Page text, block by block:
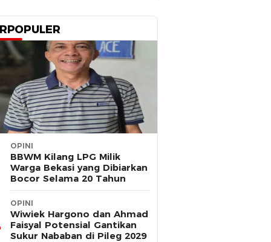
OPINI
BBWM Kilang LPG Milik
Warga Bekasi yang Dibiarkan
Bocor Selama 20 Tahun
OPINI
Wiwiek Hargono dan Ahmad
Faisyal Potensial Gantikan
Sukur Nababan di Pileg 2029